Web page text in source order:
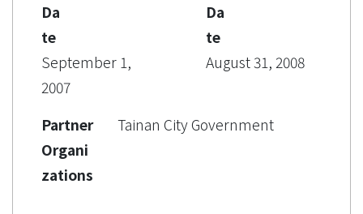
Da
te
September 1,
2007
Da
te
August 31, 2008
Partner
Organi
zations
Tainan City Government